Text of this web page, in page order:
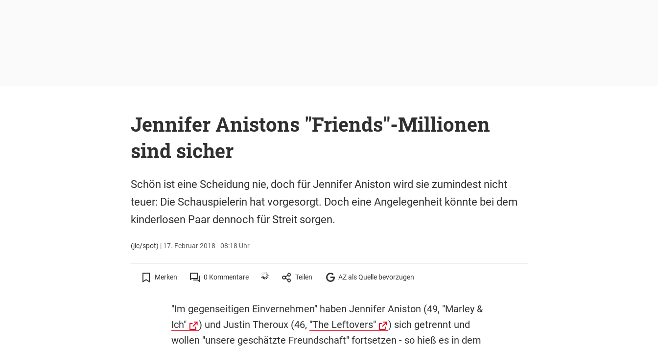
Jennifer Anistons "Friends"-Millionen
sind sicher
Schön ist eine Scheidung nie, doch für Jennifer Aniston wird sie zumindest nicht
teuer: Die Schauspielerin hat vorgesorgt. Doch eine Angelegenheit könnte bei dem
kinderlosen Paar dennoch für Streit sorgen.
(jic/spot) | 17. Februar 2018 - 08:18 Uhr
Merken 0 Kommentare Teilen AZ als Quelle bevorzugen
"Im gegenseitigen Einvernehmen" haben Jennifer Aniston (49, "Marley &
Ich"
) und Justin Theroux (46, "The Leftovers"
) sich getrennt und
wollen "unsere geschätzte Freundschaft" fortsetzen - so hieß es in dem